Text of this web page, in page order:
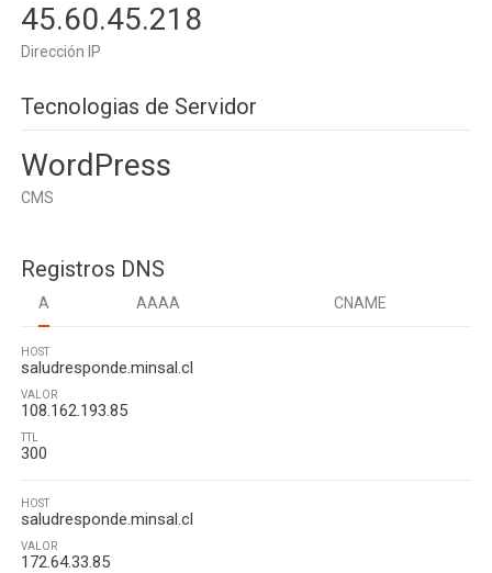
45.60.45.218
Dirección IP
Tecnologias de Servidor
WordPress
CMS
Registros DNS
A AAAA CNAME
HOST
saludresponde.minsal.cl
VALOR
108.162.193.85
TTL
300
HOST
saludresponde.minsal.cl
VALOR
172.64.33.85